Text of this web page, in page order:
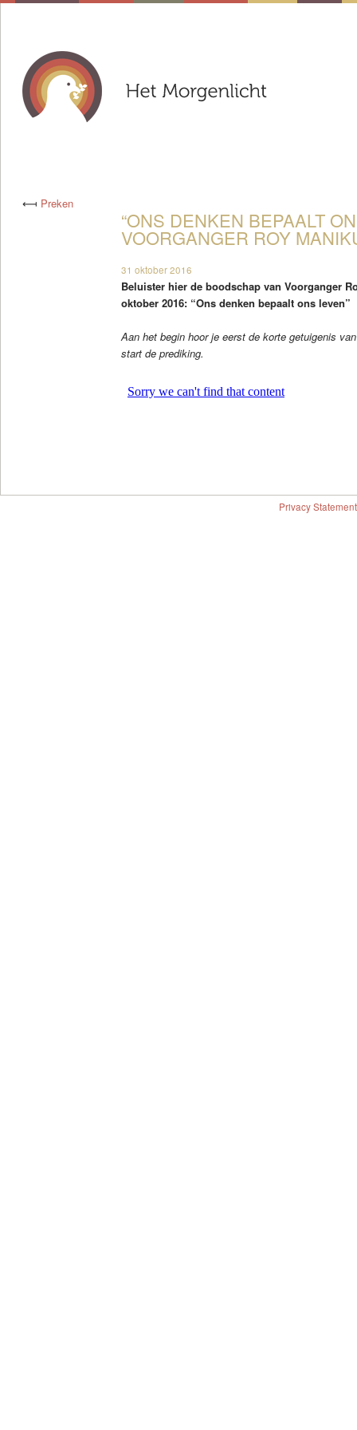
⟻ Preken
“ONS DENKEN BEPAALT
VOORGANGER ROY
31 oktober 2016
Beluister hier de boodschap van Voorganger
oktober 2016: “Ons denken bepaalt ons leven”
Aan het begin hoor je eerst de korte getuigenis
start de prediking.
Privacy Statement